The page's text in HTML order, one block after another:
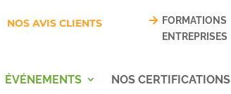
NOS AVIS CLIENTS
FORMATIONS
ENTREPRISES
ÉVÉNEMENTS NOS CERTIFICATIONS